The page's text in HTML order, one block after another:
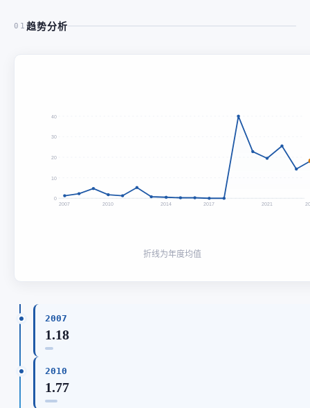
01 趋势分析
40
30
20
10
0
2007 2010 2014 2017 2021
折线为年度均值
2007
1.18
2010
1.77